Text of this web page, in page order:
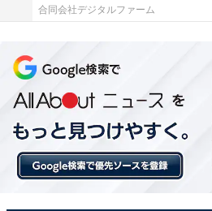
合同会社デジタルファーム